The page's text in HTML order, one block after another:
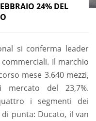
24% DEL
si conferma leader
Il marchio
mese 3.640 mezzi,
mercato del 23,7%.
i segmenti dei
punta: Ducato, il van